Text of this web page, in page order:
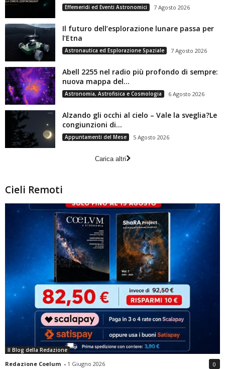
Effemeridi ed Eventi Astronomici 7 Agosto 2026
Il futuro dell’esplorazione lunare passa per
l’Etna
Astronautica ed Esplorazione Spaziale 7 Agosto 2026
Abell 2255 nel radio più profondo di sempre:
nuova mappa del...
Astronomia, Astrofisica e Cosmologia 6 Agosto 2026
Alzando gli occhi al cielo – Vale la sveglia?Le
congiunzioni di...
Appuntamenti del Mese 5 Agosto 2026
Carica altri
Cieli Remoti
Il Blog della Redazione
Redazione Coelum - 1 Giugno 2026 0